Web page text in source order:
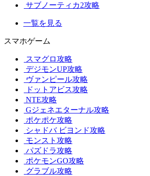
サブノーティカ2攻略
一覧を見る
スマホゲーム
スマグロ攻略
デジモンUP攻略
ヴァンピール攻略
ドットアビス攻略
NTE攻略
Gジェネエターナル攻略
ポケポケ攻略
シャドバ ビヨンド攻略
モンスト攻略
パズドラ攻略
ポケモンGO攻略
グラブル攻略